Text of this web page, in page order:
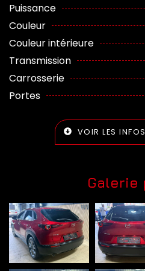
Puissance
Couleur
Couleur intérieure
Transmission
Carrosserie
Portes
VOIR LES
Galerie